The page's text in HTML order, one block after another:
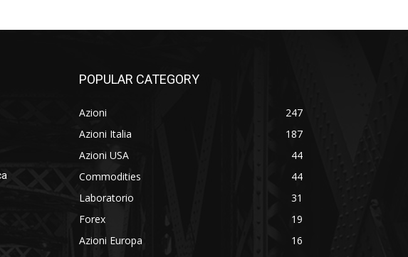
POPULAR CATEGORY
Azioni
247
Azioni Italia
187
Azioni USA
44
Commodities
44
Laboratorio
31
Forex
19
Azioni Europa
16